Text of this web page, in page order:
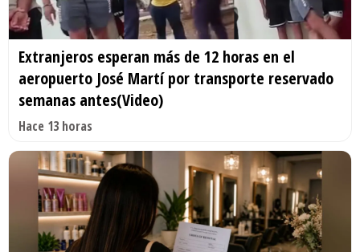
Extranjeros esperan más de 12 horas en el
aeropuerto José Martí por transporte reservado
semanas antes(Video)
Hace 13 horas